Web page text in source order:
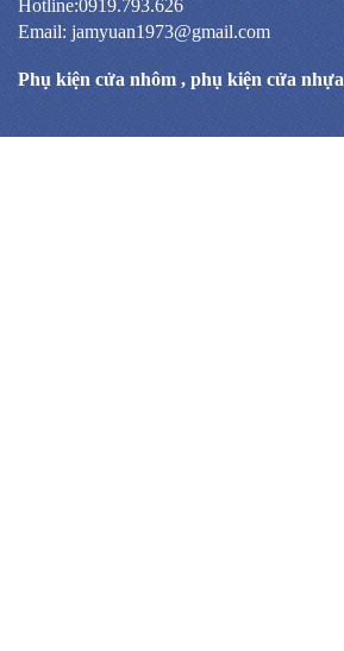
Hotline:0919.793.626
Email: jamyuan1973@gmail.com
Phụ kiện cửa nhôm , phụ kiện cửa nhựa